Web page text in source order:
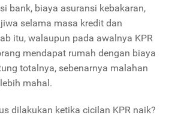
bank, biaya asuransi kebakaran,
selama masa kredit dan
itu, walaupun pada awalnya KPR
mendapat rumah dengan biaya
totalnya, sebenarnya malahan
mahal.
dilakukan ketika cicilan KPR naik?